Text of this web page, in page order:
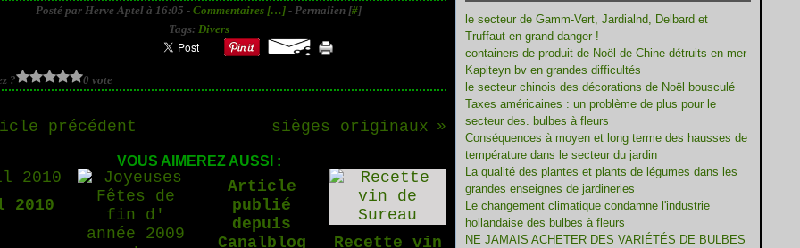
Posté par Herve Aptel à 16:05 -Commentaires […] - Permalien [#]
Tags: Divers
? 0 vote
précédent sièges originaux
VOUS AIMEREZ AUSSI :
2010
Article
publié
depuis
Canalblog
Recette vin
le secteur de Gamm-Vert, Jardialnd, Delbard et
Truffaut en grand danger !
containers de produit de Noël de Chine détruits en mer
Kapiteyn bv en grandes difficultés
le secteur chinois des décorations de Noël bousculé
Taxes américaines : un problème de plus pour le
secteur des. bulbes à fleurs
Conséquences à moyen et long terme des hausses de
température dans le secteur du jardin
La qualité des plantes et plants de légumes dans les
grandes enseignes de jardineries
Le changement climatique condamne l'industrie
hollandaise des bulbes à fleurs
NE JAMAIS ACHETER DES VARIÉTÉS DE BULBES